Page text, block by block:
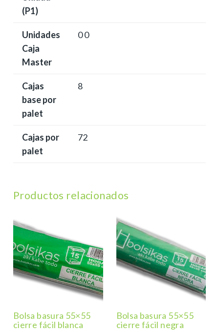
(P1)
Unidades
Caja
Master
0 0
Cajas
base por
palet
8
Cajas por
palet
72
Productos relacionados
Bolsa basura 55×55
cierre fácil blanca
Bolsa basura 55×55
cierre fácil negra